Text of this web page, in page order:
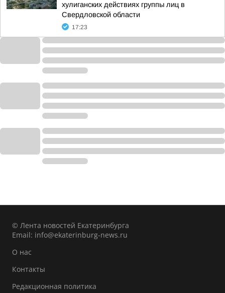
хулиганских действиях группы лиц в
Свердловской области
17:23
© Лента новостей Екатеринбурга
Email: info@ekaterinburg-news.ru
О нас
Контакты
Редакционная политика